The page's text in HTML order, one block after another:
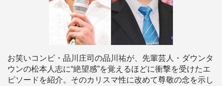
お笑いコンビ・品川庄司の品川祐が、先輩芸人・ダウンタ
ウンの松本人志に“絶望感”を覚えるほどに衝撃を受けたエ
ピソードを紹介。そのカリスマ性に改めて尊敬の念を示し